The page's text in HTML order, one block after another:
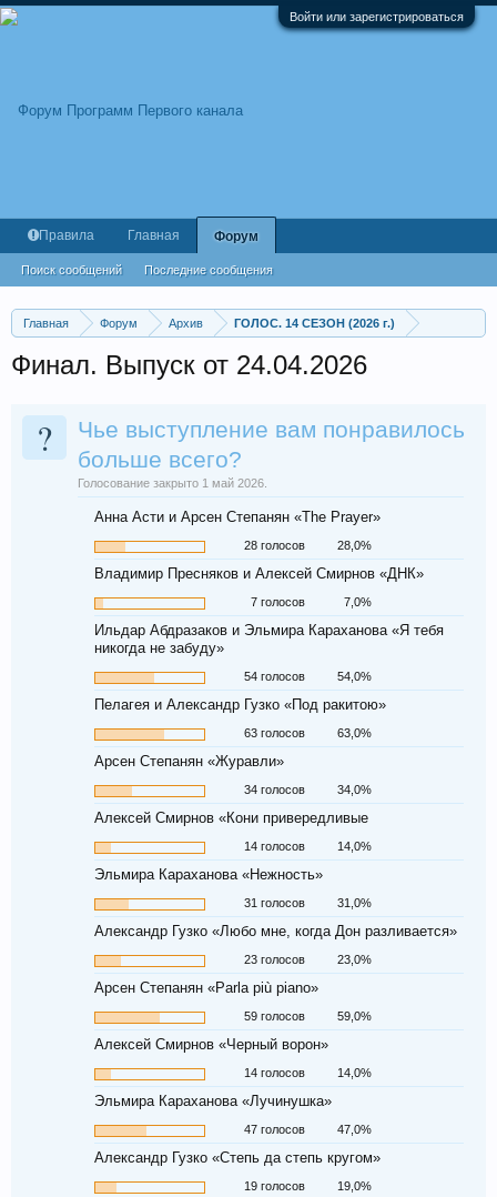
Войти или зарегистрироваться
Главная Форум Архив ГОЛОС. 14 СЕЗОН (2026 г.)
Финал. Выпуск от 24.04.2026
?
Чье выступление вам понравилось
больше всего?
Голосование закрыто 1 май 2026.
Анна Асти и Арсен Степанян «The Prayer»
28 голосов 28,0%
Владимир Пресняков и Алексей Смирнов «ДНК»
7 голосов 7,0%
Ильдар Абдразаков и Эльмира Караханова «Я тебя
никогда не забуду»
54 голосов 54,0%
Пелагея и Александр Гузко «Под ракитою»
63 голосов 63,0%
Арсен Степанян «Журавли»
34 голосов 34,0%
Алексей Смирнов «Кони привередливые
14 голосов 14,0%
Эльмира Караханова «Нежность»
31 голосов 31,0%
Александр Гузко «Любо мне, когда Дон разливается»
23 голосов 23,0%
Арсен Степанян «Parla più piano»
59 голосов 59,0%
Алексей Смирнов «Черный ворон»
14 голосов 14,0%
Эльмира Караханова «Лучинушка»
47 голосов 47,0%
Александр Гузко «Степь да степь кругом»
19 голосов 19,0%
Правила Главная Форум
Поиск сообщений Последние сообщения